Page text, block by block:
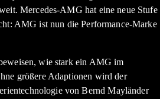
Mercedes-AMG hat eine neue Stufe
AMG ist nun die Performance-Marke
wie stark ein AMG im
größere Adaptionen wird der
von Bernd Mayländer